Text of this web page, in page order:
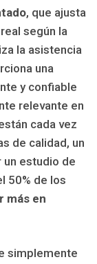
, que ajusta
según la
la asistencia
una
y confiable
relevante en
cada vez
de calidad, un
estudio de
50% de los
más en
simplemente